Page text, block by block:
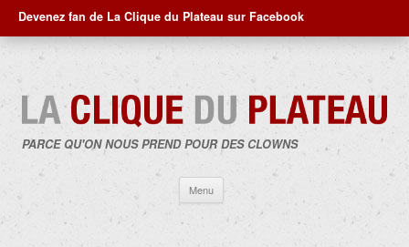
Devenez fan de La Clique du Plateau sur Facebook
PARCE QU'ON NOUS PREND POUR DES CLOWNS
Menu
contenu